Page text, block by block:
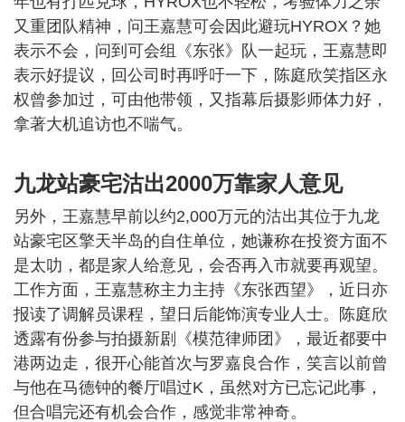
又重团队精神，问王嘉慧可会因此避玩HYROX？她
表示不会，问到可会组《东张》队一起玩，王嘉慧即
表示好提议，回公司时再呼吁一下，陈庭欣笑指区永
权曾参加过，可由他带领，又指幕后摄影师体力好，
拿著大机追访也不喘气。
九龙站豪宅沽出2000万靠家人意见
另外，王嘉慧早前以约2,000万元的沽出其位于九龙
站豪宅区擎天半岛的自住单位，她谦称在投资方面不
是太叻，都是家人给意见，会否再入市就要再观望。
工作方面，王嘉慧称主力主持《东张西望》，近日亦
报读了调解员课程，望日后能饰演专业人士。陈庭欣
透露有份参与拍摄新剧《模范律师团》，最近都要中
港两边走，很开心能首次与罗嘉良合作，笑言以前曾
与他在马德钟的餐厅唱过K，虽然对方已忘记此事，
但合唱完还有机会合作，感觉非常神奇。